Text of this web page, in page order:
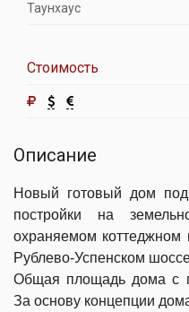
Таунхаус
Стоимость
Описание
Новый готовый дом
постройки на
охраняемом коттеджном
Рублево-Успенском
Общая площадь дома с
За основу концепции